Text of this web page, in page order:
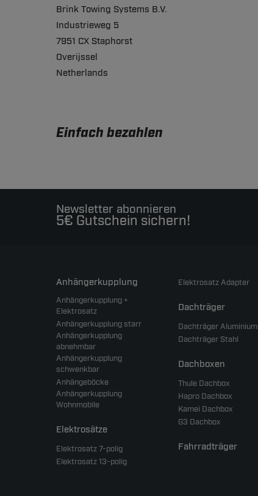
Brink Towing Systems B.V.
Industrieweg 5
7951 CX Staphorst
Overijssel
Netherlands
Einfach bezahlen
Newsletter abonnieren
5€ Gutschein sichern!
Anhängerkupplung
Anhängerkupplung +
Elektrosatz
Anhängerkupplung starr
Anhängerkupplung
abnehmbar
Anhängerkupplung
schwenkbar
Anhängeböcke
Anhängerkupplung
Wohnmobile
Elektrosätze
Elektrosatz 7-polig
Elektrosatz 13-polig
Elektrosatz Adapter
Dachträger
Dachträger Aluminium
Dachträger Stahl
Dachboxen
Thule Dachbox
Hapro Dachbox
Kamei Dachbox
G3 Dachbox
Fahrradträger